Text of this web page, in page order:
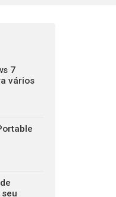
7
vários